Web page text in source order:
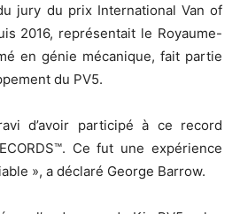
jury du prix International Van of
2016, représentait le Royaume-
en génie mécanique, fait partie
du PV5.
d’avoir participé à ce record
Ce fut une expérience
», a déclaré George Barrow.